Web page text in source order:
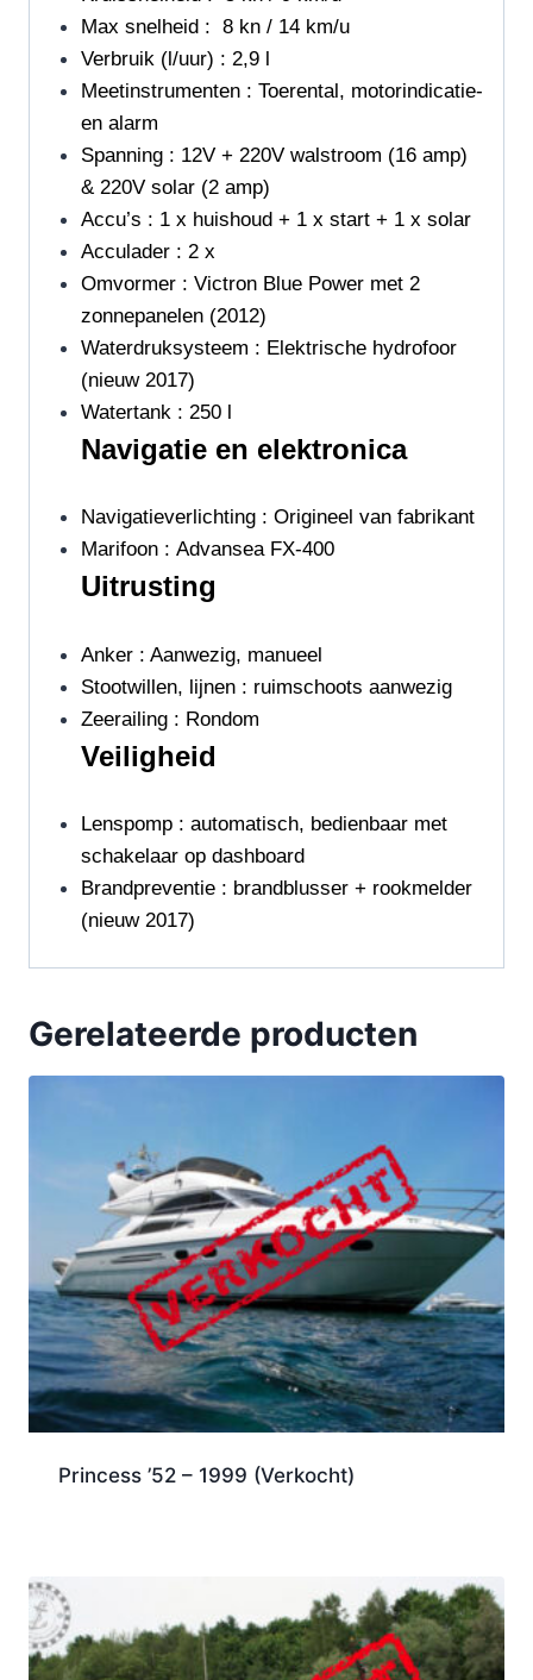
Max snelheid : 8 kn / 14 km/u
Verbruik (l/uur) : 2,9 l
Meetinstrumenten : Toerental, motorindicatie-
en alarm
Spanning : 12V + 220V walstroom (16 amp)
& 220V solar (2 amp)
Accu’s : 1 x huishoud + 1 x start + 1 x solar
Acculader : 2 x
Omvormer : Victron Blue Power met 2
zonnepanelen (2012)
Waterdruksysteem : Elektrische hydrofoor
(nieuw 2017)
Watertank : 250 l
Navigatie en elektronica
Navigatieverlichting : Origineel van fabrikant
Marifoon : Advansea FX-400
Uitrusting
Anker : Aanwezig, manueel
Stootwillen, lijnen : ruimschoots aanwezig
Zeerailing : Rondom
Veiligheid
Lenspomp : automatisch, bedienbaar met
schakelaar op dashboard
Brandpreventie : brandblusser + rookmelder
(nieuw 2017)
Gerelateerde producten
Princess ’52 – 1999 (Verkocht)